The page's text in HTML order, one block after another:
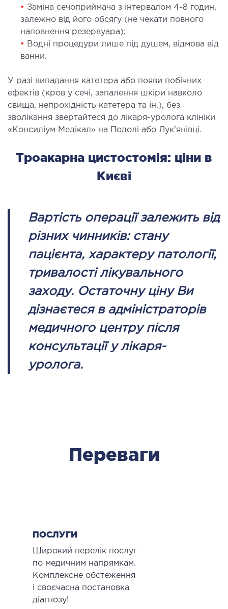
ТА ОРТОПЕДІЯ
опорно-рухового апарату
(травматологічний пункт)
ТА ЕКСТРАКЦІЙНА
і гемосорбція
послуги
• Заміна сечоприймача з інтервалом 4-8 годин,
залежно від його обсягу (не чекати повного
наповнення резервуара);
• Водні процедури лише під душем, відмова від
ванни.
У разі випадання катетера або появи побічних
ефектів (кров у сечі, запалення шкіри навколо
свища, непрохідність катетера та ін.), без
зволікання звертайтеся до лікаря-уролога клініки
«Консиліум Медікал» на Подолі або Лук'янівці.
Троакарна цистостомія: ціни в
Києві
Вартість операції залежить від
різних чинників: стану
пацієнта, характеру патології,
тривалості лікувального
заходу. Остаточну ціну Ви
дізнаєтеся в адміністраторів
медичного центру після
консультації у лікаря-
уролога.
Переваги
ПОСЛУГИ
Широкий перелік послуг
по медичним напрямкам.
Комплексне обстеження
і своєчасна постановка
діагнозу!